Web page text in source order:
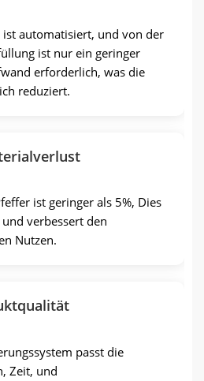
ist automatisiert, und von der
ist nur ein geringer
erforderlich, was die
reduziert.
ist geringer als 5%, Dies
verbessert den
Nutzen.
passt die
Zeit, und